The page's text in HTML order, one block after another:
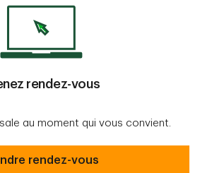
rendez-vous
au moment qui vous convient.
rendez-vous
rendez-vous